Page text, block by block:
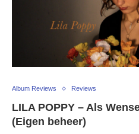
Album Reviews Reviews
LILA POPPY – Als
(Eigen beheer)